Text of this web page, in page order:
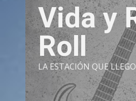
Vida y
Roll
LA ESTACIÓN QUE